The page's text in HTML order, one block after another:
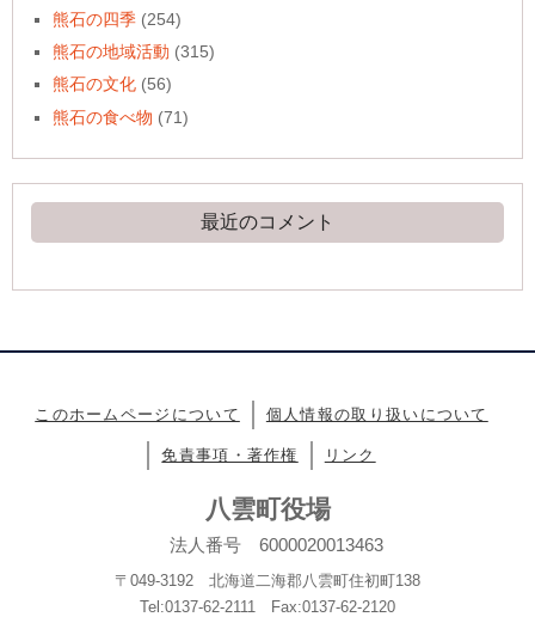
熊石の四季 (254)
熊石の地域活動 (315)
熊石の文化 (56)
熊石の食べ物 (71)
最近のコメント
このホームページについて 個人情報の取り扱いについて
免責事項・著作権 リンク
八雲町役場
法人番号 6000020013463
〒049-3192 北海道二海郡八雲町住初町138
Tel:0137-62-2111 Fax:0137-62-2120